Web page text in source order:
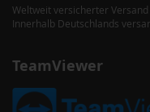
Weltweit versicherter Versand
Innerhalb Deutschlands
TeamViewer